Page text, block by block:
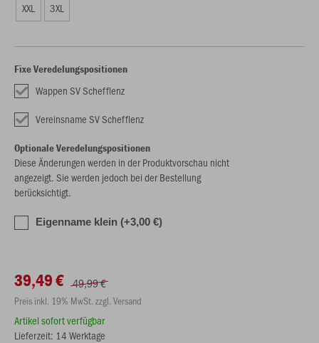
XXL 3XL
Fixe Veredelungspositionen
Wappen SV Schefflenz
Vereinsname SV Schefflenz
Optionale Veredelungspositionen
Diese Änderungen werden in der Produktvorschau nicht
angezeigt. Sie werden jedoch bei der Bestellung
berücksichtigt.
Eigenname klein (+3,00 €)
39,49 € 49,99 €
Preis inkl. 19% MwSt. zzgl. Versand
Artikel sofort verfügbar
Lieferzeit: 14 Werktage